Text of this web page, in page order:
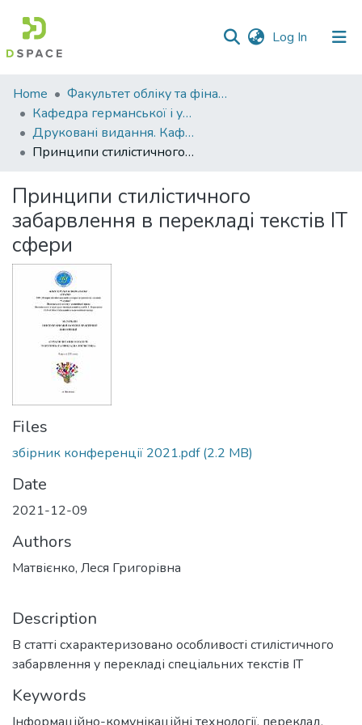
Log In (current)
Communities
&
Collections
All of DSpace
Statistics
Home
Факультет обліку та фінансів
Кафедра германської і української філології
Друковані видання. Кафедра германської і української філології
Принципи стилістичного забарвлення в перекладі текстів ІТ сфери
Принципи стилістичного
забарвлення в перекладі текстів ІТ
сфери
Files
збірник конференції 2021.pdf(2.2 MB)
Date
2021-12-09
Authors
Матвієнко, Леся Григорівна
Description
В статті схарактеризовано особливості стилістичного
забарвлення у перекладі спеціальних текстів ІТ
Keywords